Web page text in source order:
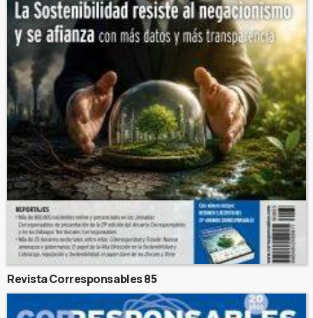
Revista Corresponsables 85